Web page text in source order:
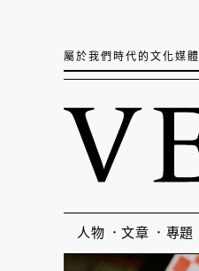
屬於我們時代的文化媒體
人物 文章 專題